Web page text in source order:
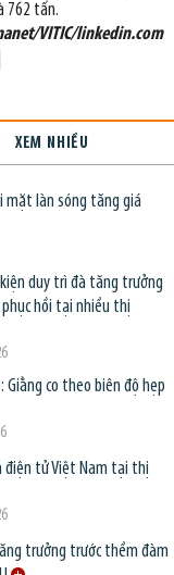
762 tấn.
VITIC/linkedin.com
XEM NHIỀU
mặt làn sóng tăng giá
duy trì đà tăng trưởng
hồi tại nhiều thị
co theo biên độ hẹp
điện tử Việt Nam tại thị
trưởng trước thềm đàm